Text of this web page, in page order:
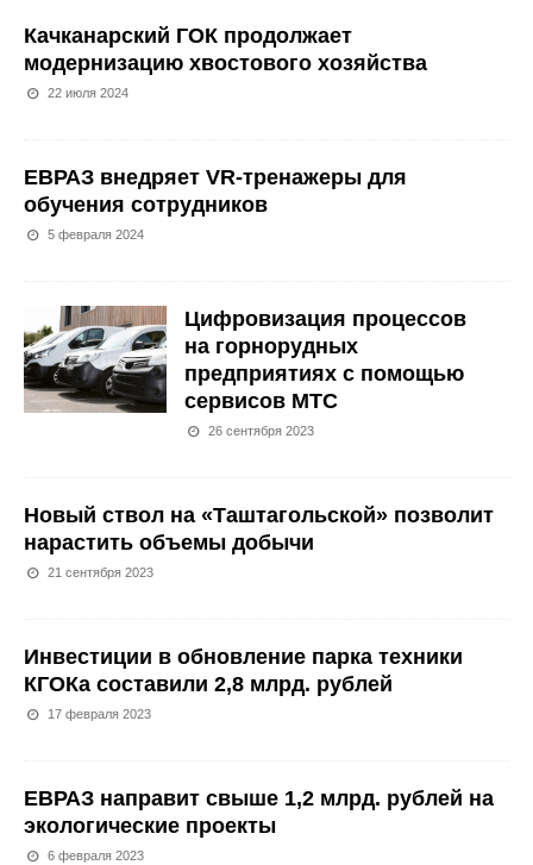
Качканарский ГОК продолжает
модернизацию хвостового хозяйства
22 июля 2024
ЕВРАЗ внедряет VR-тренажеры для
обучения сотрудников
5 февраля 2024
Цифровизация процессов
на горнорудных
предприятиях с помощью
сервисов МТС
26 сентября 2023
Новый ствол на «Таштагольской» позволит
нарастить объемы добычи
21 сентября 2023
Инвестиции в обновление парка техники
КГОКа составили 2,8 млрд. рублей
17 февраля 2023
ЕВРАЗ направит свыше 1,2 млрд. рублей на
экологические проекты
6 февраля 2023